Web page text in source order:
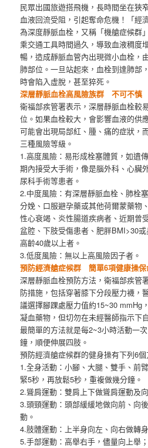
民眾出國旅遊搭飛機，長時間坐在狹
血液回流受阻，引起奪命危機！「經
為深度靜脈血栓，又稱「機艙症候群
乘交通工具時間過久，導致血液稠度
暢，造成靜脈血管內出現微小血栓，
肺部位。一旦站起來，血栓到達肺部
時會陷入虛脫，甚至猝死。
深層靜脈血栓高風險族群 不可不慎
衛福部疾管署表示，深層靜脈血栓較
位。如果血栓較大，會影響血液的供
可能會出現局部紅、腫、痛的症狀，
三種風險等級。
1.高度風險：易形成栓塞體質，如遺
期內接受大手術，像是腦外科、心臟
尿科手術等患者。
2.中度風險：有深層靜脈血栓、肺栓
分娩、口服避孕藥或其他荷爾蒙藥物
性心衰竭、炎性腸道疾病者、近期曾
盆腔、下肢受傷患者、肥胖BMI>30
高齡40歲以上者。
3.低度風險：無以上高風險因子者。
預防經濟艙症候群 簡單6項健康操保
深層靜脈血栓預防方法，衛福部疾管
防措施，包括穿著膝下分段壓力襪，
議選擇腳踝處壓力值約15~30 mmHg
凝血藥物，但切勿在未經醫師指示下
最簡單的方法就是每2~3小時活動一
鐘，順便伸展四肢。
預防經濟艙症候群的健身操有下列6個
1.全身活動：小腳、大腿、雙手、前
緊5秒，再放鬆5秒，重複做幾分鐘。
2.聳肩運動：雙肩上下做聳肩運動及
3.頭頸運動：頭部緩緩地做向前、向
動。
4.肢體運動：上半身向左、向右做轉
5.手部運動：高舉右手，儘量向上舉